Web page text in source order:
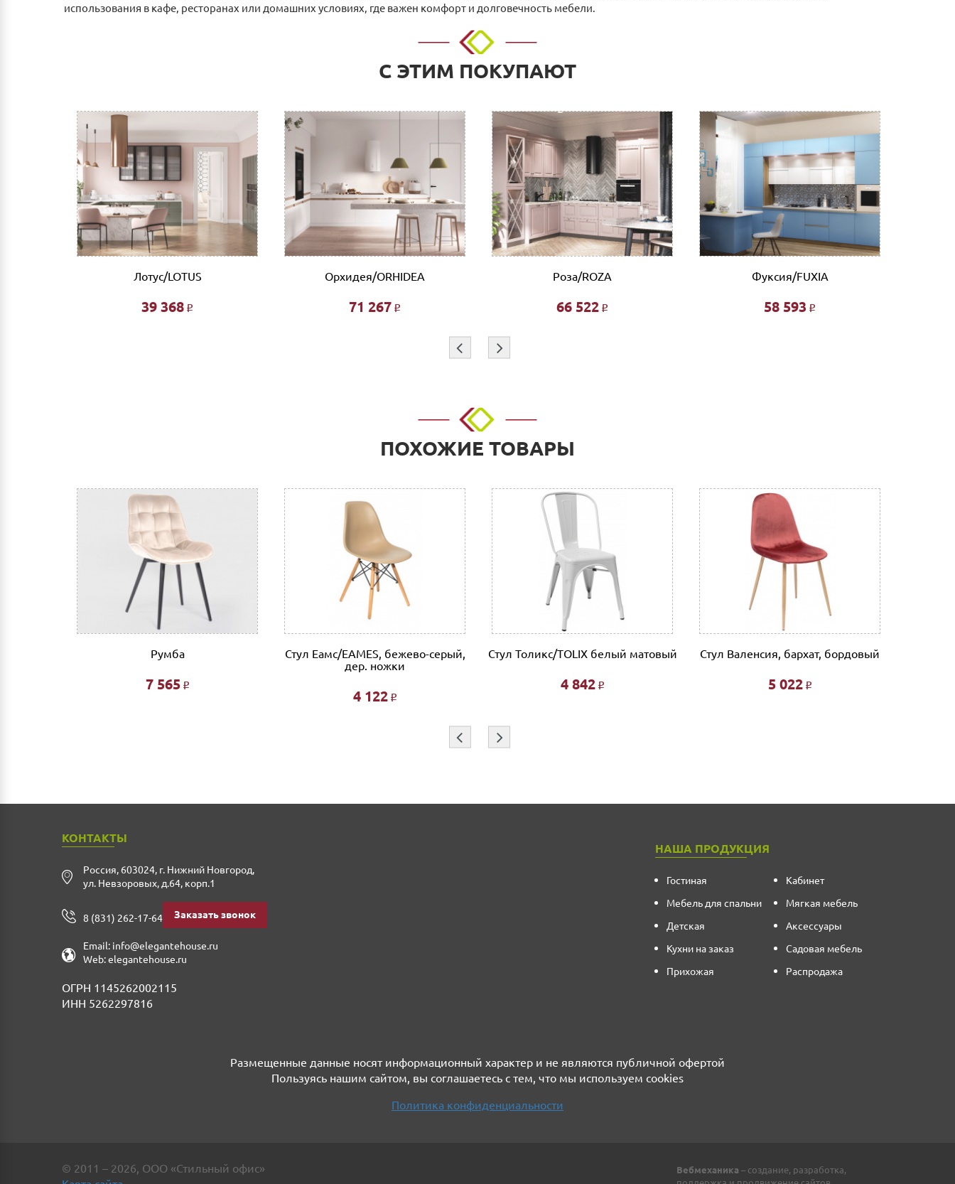
использования в кафе, ресторанах или домашних условиях, где важен комфорт и долговечность мебели.
Наличным и безналичным расчетом в салоне по адресу: г. Нижний Новгород, ул. Невзоровых, д.64, корп.1.
Оплата по счету: Безналичным переводом на расчетный счет. Для физических и юридических лиц.
Как оплатить:
Вы можете заполнить реквизиты при оформлении покупки в Корзине на сайте или прислать их нам на электронную почту (почта сайта)
После этого Вы получите счет для оплаты с необходимыми реквизитами, который можно оплатить в любом отделении банка, либо через Ваш интернет или
мобильный банк, выполнив перевод на счет организации, заполнив платежное поручение согласно полученному счету.
Доставка
Самовывоз из г.Нижнего Новгорода. (Склад: ул.Тимирязева д.15, Офис: ул. Невзоровых, д.64, корп.1)
Доставка до адреса: Индивидуальный расчет
До транспортной компании: 700 руб. Мы работаем такими транспортными компаниями как: ПЭК, СДЭК, Деловые линии. Оплата услуг транспортной
Подъем мебели до первого этажа или любого этажа при наличии исправного лифта 400 руб., подъем без лифта 200 руб/этаж.
С ЭТИМ ПОКУПАЮТ
⇦
Лотус/LOTUS
39 368 Р
Орхидея/ORHIDEA
71 267 Р
Роза/ROZA
66 522 Р
Фуксия/FUXIA
58 593 Р
⇨
ПОХОЖИЕ ТОВАРЫ
⇦
Румба
7 565 Р
Стул Еамс/EAMES, бежево-серый,
дер. ножки
4 122 Р
Стул Толикс/TOLIX белый матовый
4 842 Р
Стул Валенсия, бархат, бордовый
5 022 Р
⇨
КОНТАКТЫ
Россия, 603024, г. Нижний Новгород,
ул. Невзоровых, д.64, корп.1
8 (831) 262-17-64 Заказать звонок
Email: info@elegantehouse.ru
Web:elegantehouse.ru
ОГРН 1145262002115
ИНН 5262297816
НАША ПРОДУКЦИЯ
Гостиная
Мебель для спальни
Детская
Кухни на заказ
Прихожая
Кабинет
Мягкая мебель
Аксессуары
Садовая мебель
Распродажа
Размещенные данные носят информационный характер и не являются публичной офертой
Пользуясь нашим сайтом, вы соглашаетесь с тем, что мы используем cookies
Политика конфиденциальности
© 2011 – 2026, ООО «Стильный офис»
Вебмеханика – создание, разработка,